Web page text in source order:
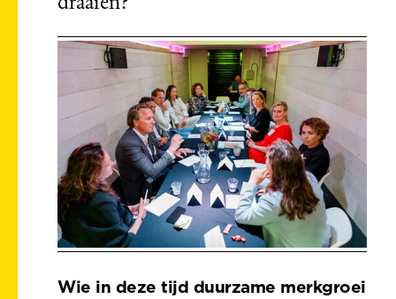
Wie in deze tijd duurzame merkgroei